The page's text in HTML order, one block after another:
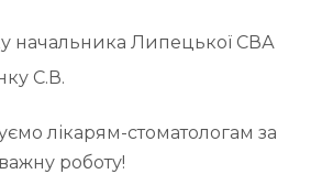
начальника Липецької СВА
С.В.
лікарям-стоматологам за
роботу!